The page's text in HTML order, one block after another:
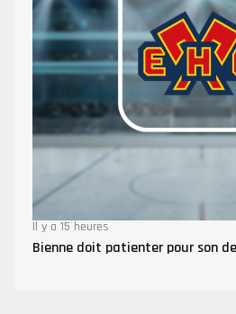
Il y a 15 heures
Bienne doit patienter pour son